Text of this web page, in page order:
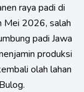
raya padi di
Mei 2026, salah
padi Jawa
produksi
olah lahan